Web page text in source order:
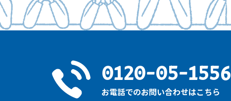
0120-05-1556
お電話でのお問い合わせはこちら